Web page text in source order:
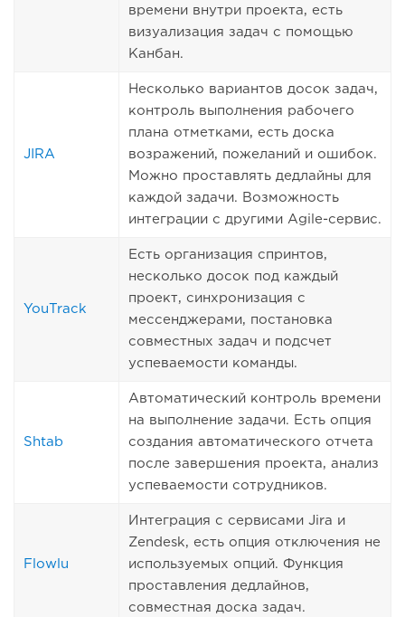
времени внутри проекта, есть
визуализация задач с помощью
Канбан.
JIRA
Несколько вариантов досок задач,
контроль выполнения рабочего
плана отметками, есть доска
возражений, пожеланий и ошибок.
Можно проставлять дедлайны для
каждой задачи. Возможность
интеграции с другими Agile-сервис.
YouTrack
Есть организация спринтов,
несколько досок под каждый
проект, синхронизация с
мессенджерами, постановка
совместных задач и подсчет
успеваемости команды.
Shtab
Автоматический контроль времени
на выполнение задачи. Есть опция
создания автоматического отчета
после завершения проекта, анализ
успеваемости сотрудников.
Flowlu
Интеграция с сервисами Jira и
Zendesk, есть опция отключения не
используемых опций. Функция
проставления дедлайнов,
совместная доска задач.